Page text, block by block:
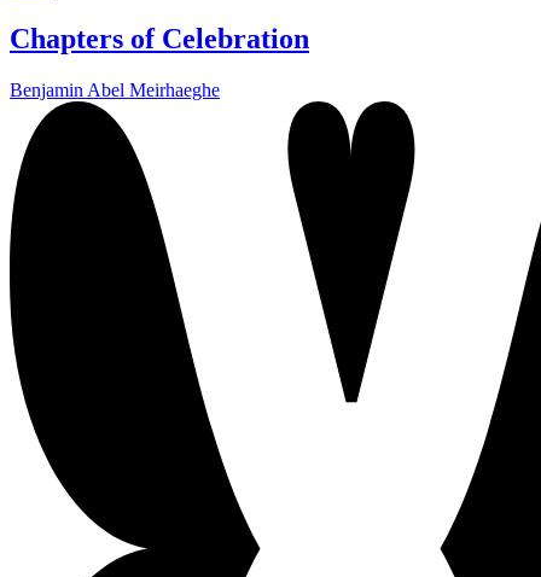
Chapters of Celebration
Benjamin Abel Meirhaeghe